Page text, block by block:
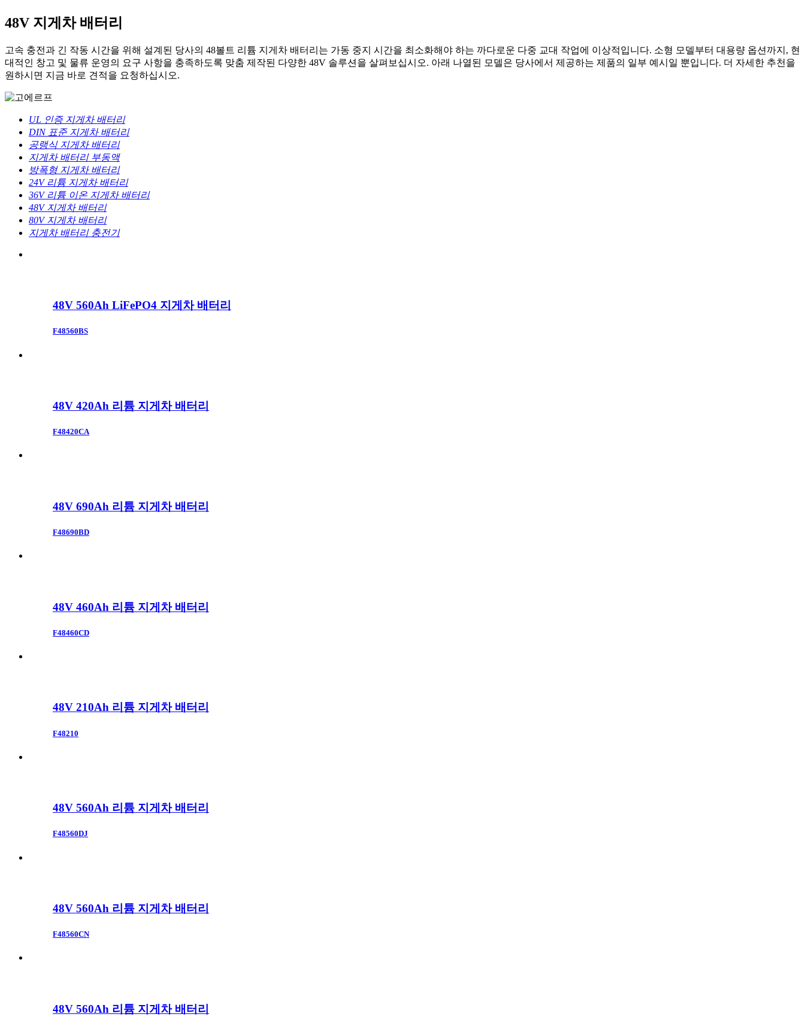
48V 지게차 배터리
고속 충전과 긴 작동 시간을 위해 설계된 당사의 48볼트 리튬 지게차 배터리는 가동 중지 시간을 최소화해야 하는 까다로운 다중 교대 작업에 이상적입니다. 소형 모델부터 대용량 옵션까지, 현
대적인 창고 및 물류 운영의 요구 사항을 충족하도록 맞춤 제작된 다양한 48V 솔루션을 살펴보십시오. 아래 나열된 모델은 당사에서 제공하는 제품의 일부 예시일 뿐입니다. 더 자세한 추천을
원하시면 지금 바로 견적을 요청하십시오.
UL 인증 지게차 배터리
DIN 표준 지게차 배터리
공랭식 지게차 배터리
지게차 배터리 부동액
방폭형 지게차 배터리
24V 리튬 지게차 배터리
36V 리튬 이온 지게차 배터리
48V 지게차 배터리
80V 지게차 배터리
지게차 배터리 충전기
48V 560Ah LiFePO4 지게차 배터리
F48560BS
48V 420Ah 리튬 지게차 배터리
F48420CA
48V 690Ah 리튬 지게차 배터리
F48690BD
48V 460Ah 리튬 지게차 배터리
F48460CD
48V 210Ah 리튬 지게차 배터리
F48210
48V 560Ah 리튬 지게차 배터리
F48560DJ
48V 560Ah 리튬 지게차 배터리
F48560CN
48V 560Ah 리튬 지게차 배터리